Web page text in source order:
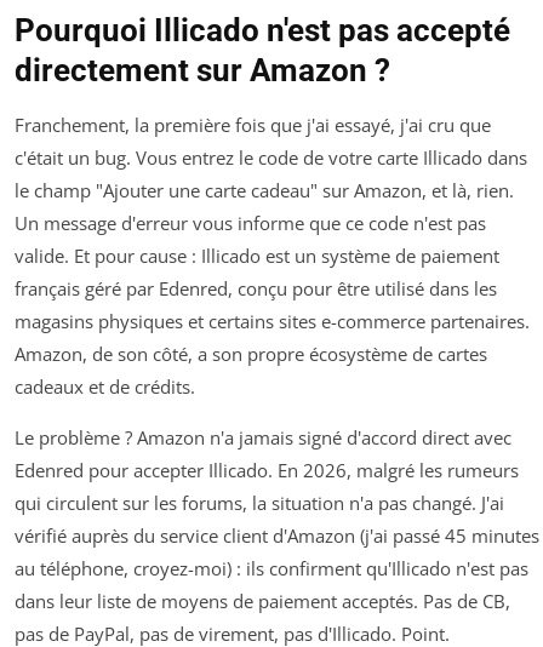
Pourquoi Illicado n'est pas accepté
directement sur Amazon ?
Franchement, la première fois que j'ai essayé, j'ai cru que
c'était un bug. Vous entrez le code de votre carte Illicado dans
le champ "Ajouter une carte cadeau" sur Amazon, et là, rien.
Un message d'erreur vous informe que ce code n'est pas
valide. Et pour cause : Illicado est un système de paiement
français géré par Edenred, conçu pour être utilisé dans les
magasins physiques et certains sites e-commerce partenaires.
Amazon, de son côté, a son propre écosystème de cartes
cadeaux et de crédits.
Le problème ? Amazon n'a jamais signé d'accord direct avec
Edenred pour accepter Illicado. En 2026, malgré les rumeurs
qui circulent sur les forums, la situation n'a pas changé. J'ai
vérifié auprès du service client d'Amazon (j'ai passé 45 minutes
au téléphone, croyez-moi) : ils confirment qu'Illicado n'est pas
dans leur liste de moyens de paiement acceptés. Pas de CB,
pas de PayPal, pas de virement, pas d'Illicado. Point.